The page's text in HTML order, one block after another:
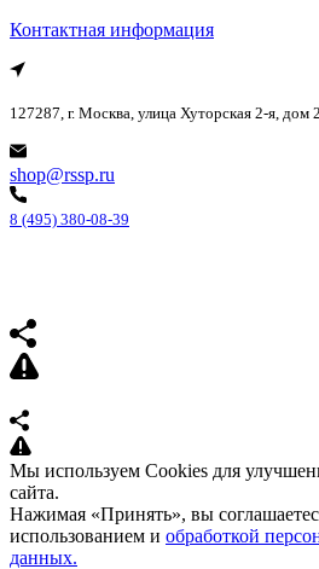
Контактная информация
127287, г. Москва, улица Хуторская 2-я,
shop@rssp.ru
8 (495) 380-08-39
Мы используем Cookies для
сайта.
Нажимая «Принять», вы
использованием и обработкой
данных.